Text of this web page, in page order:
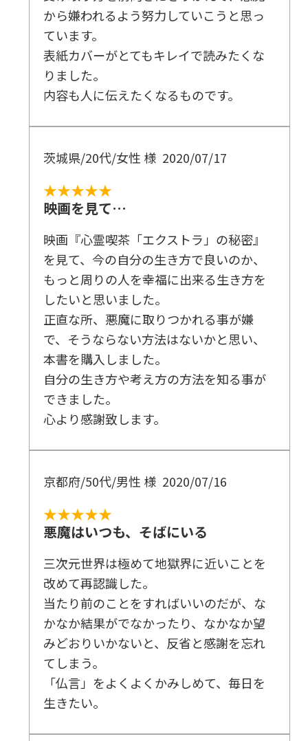
から嫌われるよう努力していこうと思っ
ています。
表紙カバーがとてもキレイで読みたくな
りました。
内容も人に伝えたくなるものです。
茨城県/20代/女性 様 2020/07/17
★★★★★
映画を見て…
映画『心霊喫茶「エクストラ」の秘密』
を見て、今の自分の生き方で良いのか、
もっと周りの人を幸福に出来る生き方を
したいと思いました。
正直な所、悪魔に取りつかれる事が嫌
で、そうならない方法はないかと思い、
本書を購入しました。
自分の生き方や考え方の方法を知る事が
できました。
心より感謝致します。
京都府/50代/男性 様 2020/07/16
★★★★★
悪魔はいつも、そばにいる
三次元世界は極めて地獄界に近いことを
改めて再認識した。
当たり前のことをすればいいのだが、な
かなか結果がでなかったり、なかなか望
みどおりいかないと、反省と感謝を忘れ
てしまう。
「仏言」をよくよくかみしめて、毎日を
生きたい。